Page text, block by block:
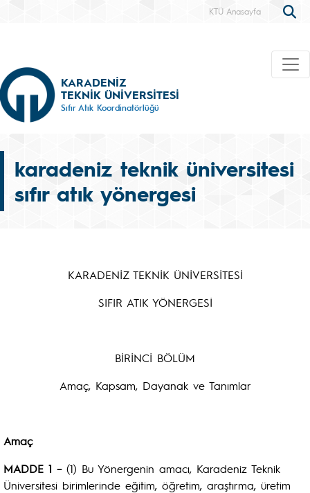
KTÜ Anasayfa
KARADENİZ
TEKNİK ÜNİVERSİTESİ
Sıfır Atık Koordinatörlüğü
karadeniz teknik üniversitesi
sıfır atık yönergesi
KARADENİZ TEKNİK ÜNİVERSİTESİ
SIFIR ATIK YÖNERGESİ
BİRİNCİ BÖLÜM
Amaç, Kapsam, Dayanak ve Tanımlar
Amaç
MADDE 1 – (1) Bu Yönergenin amacı, Karadeniz Teknik
Üniversitesi birimlerinde eğitim, öğretim, araştırma, üretim